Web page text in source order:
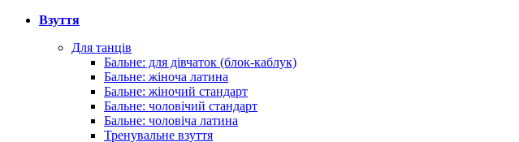
Взуття
Для танців
Бальне: для дівчаток (блок-каблук)
Бальне: жіноча латина
Бальне: жіночий стандарт
Бальне: чоловічий стандарт
Бальне: чоловіча латина
Тренувальне взуття